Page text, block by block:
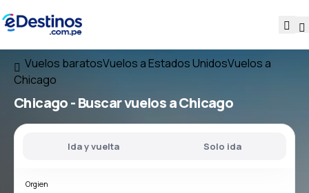
Vuelos baratosVuelos a Estados UnidosVuelos a
Chicago
Chicago - Buscar vuelos a Chicago
Ida y vuelta Solo ida
Orgien